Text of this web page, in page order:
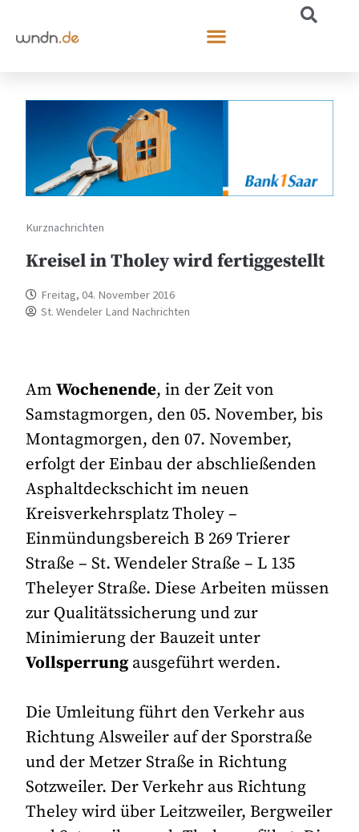
Kurznachrichten
Kreisel in Tholey wird fertiggestellt
Freitag, 04. November 2016
St. Wendeler Land Nachrichten
AmWochenende, in der Zeit von
Samstagmorgen, den 05. November, bis
Montagmorgen, den 07. November,
erfolgt der Einbau der abschließenden
Asphaltdeckschicht im neuen
Kreisverkehrsplatz Tholey –
Einmündungsbereich B 269 Trierer
Straße – St. Wendeler Straße – L 135
Theleyer Straße. Diese Arbeiten müssen
zur Qualitätssicherung und zur
Minimierung der Bauzeit unter
Vollsperrung ausgeführt werden.
Die Umleitung führt den Verkehr aus
Richtung Alsweiler auf der Sporstraße
und der Metzer Straße in Richtung
Sotzweiler. Der Verkehr aus Richtung
Theley wird über Leitzweiler, Bergweiler